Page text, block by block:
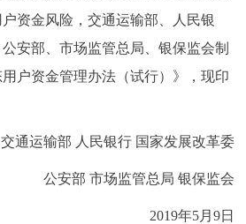
在线访谈 图说互动
十六区概览 人文北京
资金风险，交通运输部、人民银
安部、市场监管总局、银保监会制
户资金管理办法（试行）》，现印
交通运输部 人民银行 国家发展改革委
公安部 市场监管总局 银保监会
2019年5月9日